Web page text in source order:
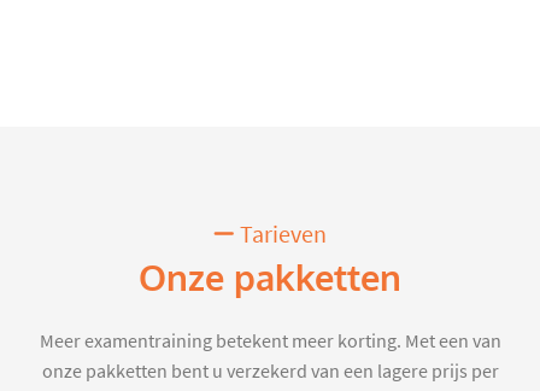
Tarieven
Onze pakketten
Meer examentraining betekent meer korting. Met een van
onze pakketten bent u verzekerd van een lagere prijs per